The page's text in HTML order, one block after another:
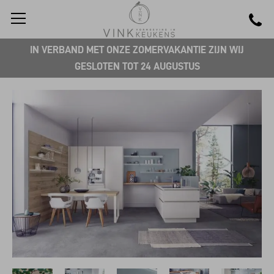
IN VERBAND MET ONZE ZOMERVAKANTIE ZIJN WIJ
GESLOTEN TOT 24 AUGUSTUS